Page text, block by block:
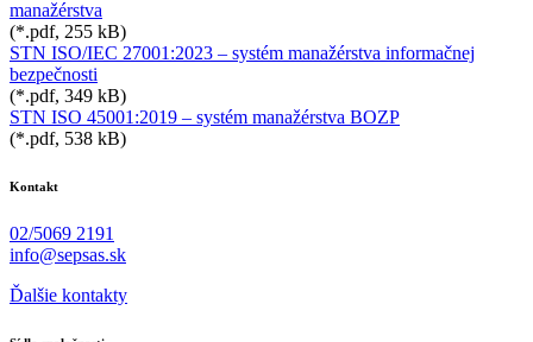
manažérstva
(*.pdf, 255 kB)
STN ISO/IEC 27001:2023 – systém manažérstva informačnej
bezpečnosti
(*.pdf, 349 kB)
STN ISO 45001:2019 – systém manažérstva BOZP
(*.pdf, 538 kB)
Kontakt
02/5069 2191
info@sepsas.sk
Ďalšie kontakty